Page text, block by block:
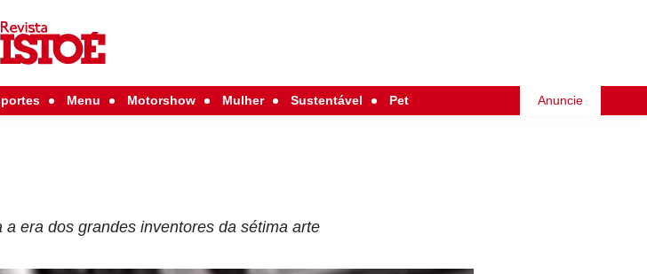
Menu Motorshow Mulher Sustentável Pet Anuncie
era dos grandes inventores da sétima arte